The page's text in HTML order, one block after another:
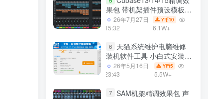
果包 带机架插件预设模板
声卡调试好效果工程文件
26年7月27日
15:32
Y币10
6.1W+
6
天猫系统维护电脑维修
装机软件工具 小白式安装
完全一键安装系统 电脑系统
装机软件 一键重装系统
26年5月16日
23:43
Y币5
5.5W+
7 SAM机架精调效果包 声